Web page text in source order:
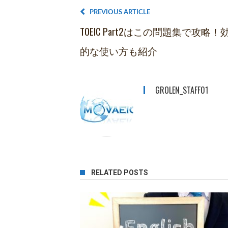
PREVIOUS ARTICLE
TOEIC Part2はこの問題集で攻略！
的な使い方も紹介
GROLEN_STAFF01
RELATED POSTS